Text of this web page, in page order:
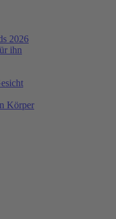
2026
ihn
Körper